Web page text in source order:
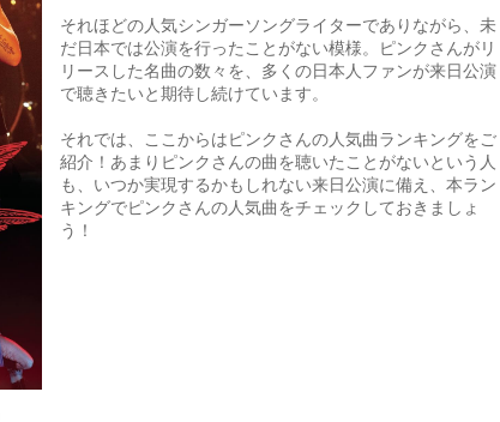
それほどの人気シンガーソングライターでありながら、未
だ日本では公演を行ったことがない模様。ピンクさんがリ
リースした名曲の数々を、多くの日本人ファンが来日公演
で聴きたいと期待し続けています。
それでは、ここからはピンクさんの人気曲ランキングをご
紹介！あまりピンクさんの曲を聴いたことがないという人
も、いつか実現するかもしれない来日公演に備え、本ラン
キングでピンクさんの人気曲をチェックしておきましょ
う！